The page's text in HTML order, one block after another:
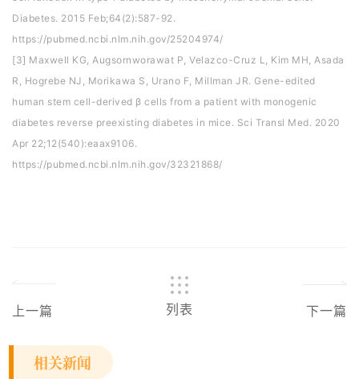
Diabetes. 2015 Feb;64(2):587-92.
https://pubmed.ncbi.nlm.nih.gov/25204974/
[3] Maxwell KG, Augsornworawat P, Velazco-Cruz L, Kim MH, Asada
R, Hogrebe NJ, Morikawa S, Urano F, Millman JR. Gene-edited
human stem cell-derived β cells from a patient with monogenic
diabetes reverse preexisting diabetes in mice. Sci Transl Med. 2020
Apr 22;12(540):eaax9106.
https://pubmed.ncbi.nlm.nih.gov/32321868/
上一篇 列表 下一篇
相关新闻